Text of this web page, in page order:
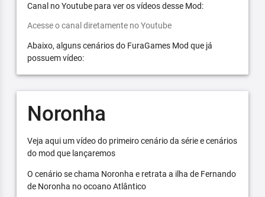
Canal no Youtube para ver os vídeos desse Mod:
Acesse o canal diretamente no Youtube
Abaixo, alguns cenários do FuraGames Mod que já
possuem vídeo:
Noronha
Veja aqui um vídeo do primeiro cenário da série e cenários
do mod que lançaremos
O cenário se chama Noronha e retrata a ilha de Fernando
de Noronha no ocoano Atlântico